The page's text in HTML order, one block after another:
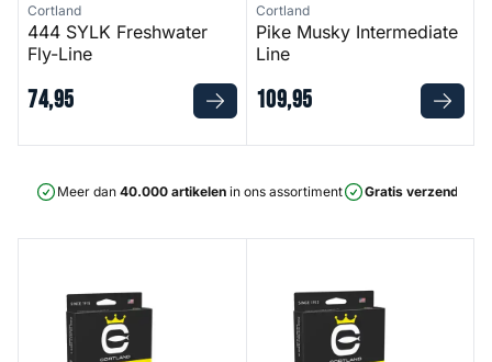
Cortland
444 SYLK Freshwater
Fly-Line
74,95
Cortland
Pike Musky Intermediate
Line
109,95
Meer dan 40.000 artikelen in ons assortiment Gratis verzending